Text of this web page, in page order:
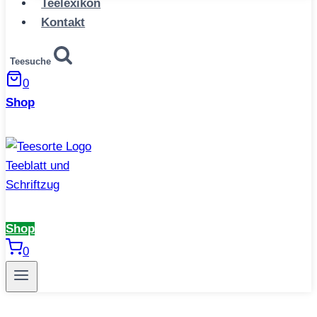
Teelexikon
Kontakt
Teesuche
0
Shop
Shop
0